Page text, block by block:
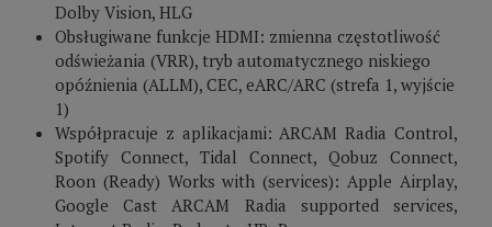
Dolby Vision, HLG
Obsługiwane funkcje HDMI: zmienna częstotliwość
odświeżania (VRR), tryb automatycznego niskiego
opóźnienia (ALLM), CEC, eARC/ARC (strefa 1, wyjście
1)
Współpracuje z aplikacjami: ARCAM Radia Control,
Spotify Connect, Tidal Connect, Qobuz Connect,
Roon (Ready) Works with (services): Apple Airplay,
Google Cast ARCAM Radia supported services,